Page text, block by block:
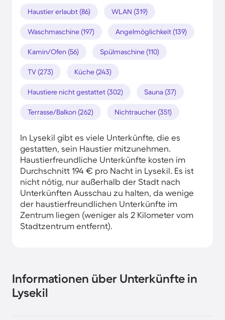
Haustier erlaubt (86) WLAN (319)
Waschmaschine (197) Angelmöglichkeit (139)
Kamin/Ofen (56) Spülmaschine (110)
TV (273) Küche (243)
Haustiere nicht gestattet (302) Sauna (37)
Terrasse/Balkon (262) Nichtraucher (351)
In Lysekil gibt es viele Unterkünfte, die es
gestatten, sein Haustier mitzunehmen.
Haustierfreundliche Unterkünfte kosten im
Durchschnitt 194 € pro Nacht in Lysekil. Es ist
nicht nötig, nur außerhalb der Stadt nach
Unterkünften Ausschau zu halten, da wenige
der haustierfreundlichen Unterkünfte im
Zentrum liegen (weniger als 2 Kilometer vom
Stadtzentrum entfernt).
Informationen über Unterkünfte in
Lysekil